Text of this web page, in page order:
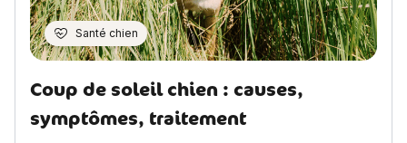
Santé chien
Coup de soleil chien : causes,
symptômes, traitement